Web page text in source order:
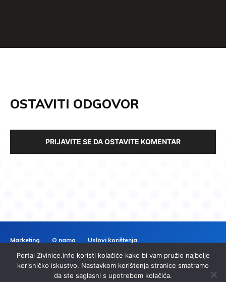
OSTAVITI ODGOVOR
PRIJAVITE SE DA OSTAVITE KOMENTAR
Marketing O nama
Uslovi korištenja
Politika privatnosti
Kontakt
ZIVINICEINFO
Portal Zivinice.info koristi kolačiće kako bi vam pružio najbolje
korisničko iskustvo. Nastavkom korištenja stranice smatramo
da ste saglasni s upotrebom kolačića.